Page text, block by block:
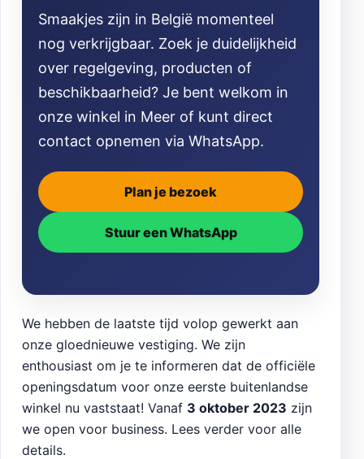
Smaakjes zijn in België momenteel
nog verkrijgbaar. Zoek je duidelijkheid
over regelgeving, producten of
beschikbaarheid? Je bent welkom in
onze winkel in Meer of kunt direct
contact opnemen via WhatsApp.
Plan je bezoek
Stuur een WhatsApp
We hebben de laatste tijd volop gewerkt aan
onze gloednieuwe vestiging. We zijn
enthousiast om je te informeren dat de officiële
openingsdatum voor onze eerste buitenlandse
winkel nu vaststaat! Vanaf 3 oktober 2023 zijn
we open voor business. Lees verder voor alle
details.